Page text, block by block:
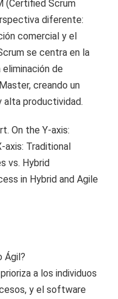
(Certified Scrum
diferente:
comercial y el
se centra en la
de
creando un
alta productividad.
Ágil?
a los individuos
y el software